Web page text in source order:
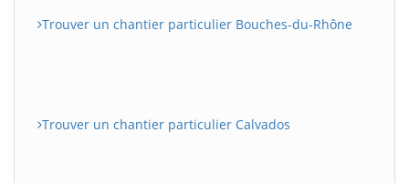
Trouver un chantier particulier Bouches-du-Rhône
Trouver un chantier particulier Calvados